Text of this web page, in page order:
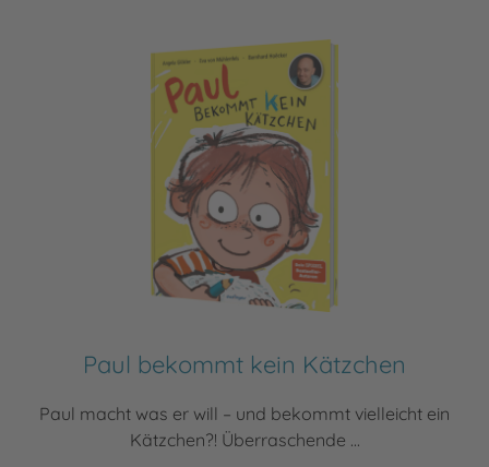
Paul bekommt kein Kätzchen
Paul macht was er will – und bekommt vielleicht ein
Kätzchen?! Überraschende ...